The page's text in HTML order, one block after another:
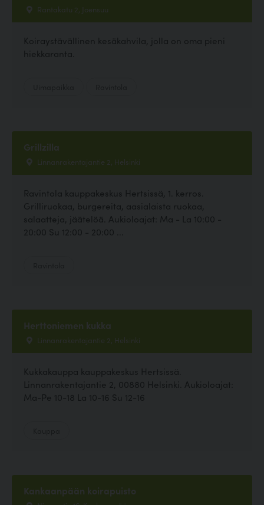
Rantakatu 2, Joensuu
Koiraystävällinen kesäkahvila, jolla on oma pieni
hiekkaranta.
Grillzilla
Linnanrakentajantie 2, Helsinki
Ravintola kauppakeskus Hertsissä, 1. kerros.
Grilliruokaa, burgereita, aasialaista ruokaa,
salaatteja, jäätelöä. Aukioloajat: Ma - La 10:00 -
20:00 Su 12:00 - 20:00 ...
Herttoniemen kukka
Linnanrakentajantie 2, Helsinki
Kukkakauppa kauppakeskus Hertsissä.
Linnanrakentajantie 2, 00880 Helsinki. Aukioloajat:
Ma-Pe 10-18 La 10-16 Su 12-16
Kankaanpään koirapuisto